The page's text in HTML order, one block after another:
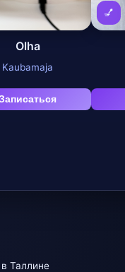
Olha
Kaubamaja
💅
Таллине